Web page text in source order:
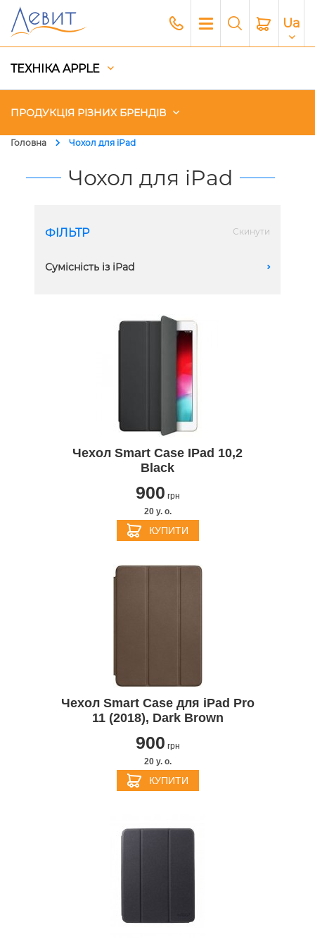
Ua
ТЕХНІКА APPLE
ПРОДУКЦІЯ РІЗНИХ БРЕНДІВ
Генератори і Зарядні станції
Гаджети
Головна Чохол для iPad
Чохол для iPad
ФІЛЬТР Скинути
Сумісність із iPad A
Чехол Smart Case IPad 10,2
Black
900 грн
20 y. о.
КУПИТИ
Чехол Smart Case для iPad Pro
11 (2018), Dark Brown
900 грн
20 y. о.
КУПИТИ